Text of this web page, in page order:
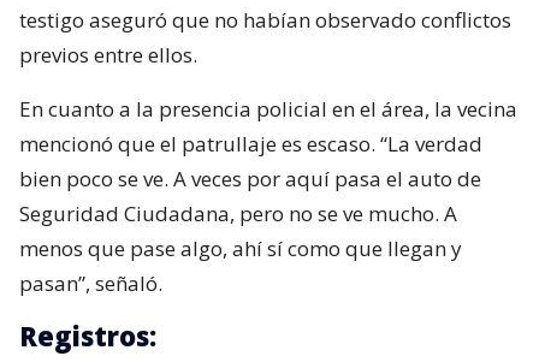
testigo aseguró que no habían observado conflictos
previos entre ellos.
En cuanto a la presencia policial en el área, la vecina
mencionó que el patrullaje es escaso. “La verdad
bien poco se ve. A veces por aquí pasa el auto de
Seguridad Ciudadana, pero no se ve mucho. A
menos que pase algo, ahí sí como que llegan y
pasan”, señaló.
Registros: